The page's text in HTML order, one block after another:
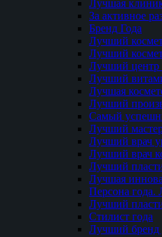
Лучшая
За активное
Бренд Года
Лучший
Лучший
Лучший центр
Лучший
Лучшая
Лучший
Самый
Лучший
Лучший врач
Лучший врач
Лучший
Лучшая
Персона года.
Лучший
Стилист года
Лучший бренд